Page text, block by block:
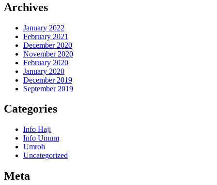
Archives
January 2022
February 2021
December 2020
November 2020
February 2020
January 2020
December 2019
September 2019
Categories
Info Haji
Info Umum
Umroh
Uncategorized
Meta